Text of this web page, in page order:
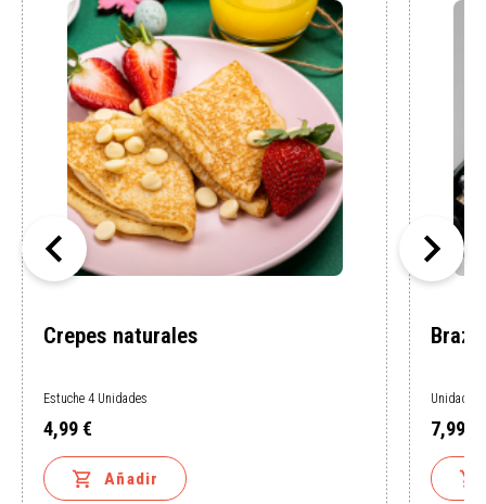
Crepes naturales
Estuche 4 Unidades
Precio
4,99 €
 Añadir
Unidad
Precio
7,99 €

 